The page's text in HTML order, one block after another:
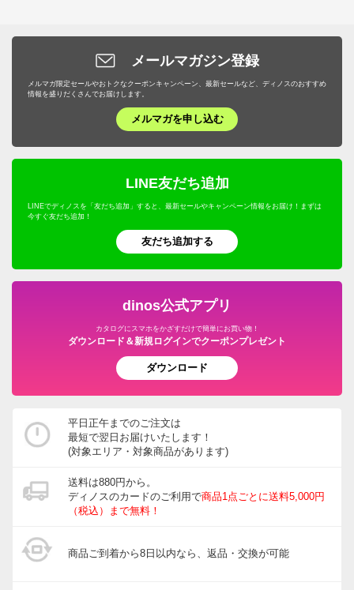
メールマガジン登録
メルマガ限定セールやおトクなクーポンキャンペーン、最新セールなど、ディノスのおすすめ
情報を盛りだくさんでお届けします。
メルマガを申し込む
LINE友だち追加
LINEでディノスを「友だち追加」すると、最新セールやキャンペーン情報をお届け！まずは
今すぐ友だち追加！
友だち追加する
dinos公式アプリ
カタログにスマホをかざすだけで簡単にお買い物！
ダウンロード＆新規ログインでクーポンプレゼント
ダウンロード
平日正午までのご注文は
最短で翌日お届けいたします！
(対象エリア・対象商品があります)
送料は880円から。
ディノスのカードのご利用で商品1点ごとに送料5,000円
（税込）まで無料！
商品ご到着から8日以内なら、返品・交換が可能